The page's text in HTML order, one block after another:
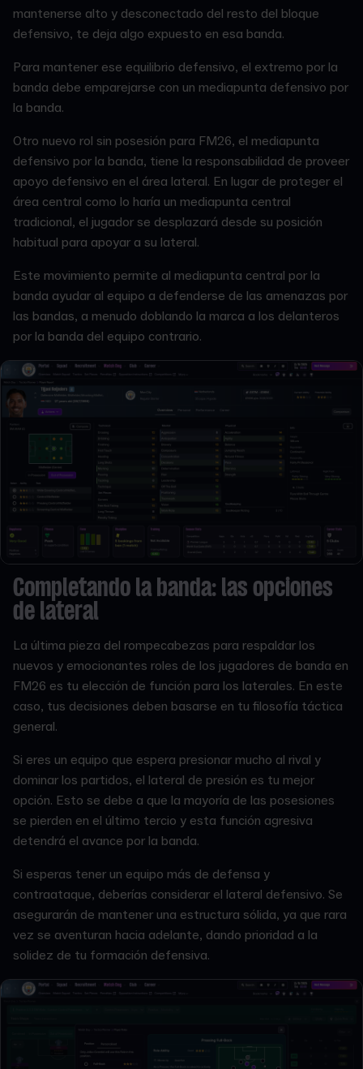
mantenerse alto y desconectado del resto del bloque
defensivo, te deja algo expuesto en esa banda.
Para mantener ese equilibrio defensivo, el extremo por la
banda debe emparejarse con un mediapunta defensivo por
la banda.
Otro nuevo rol sin posesión para FM26, el mediapunta
defensivo por la banda, tiene la responsabilidad de proveer
apoyo defensivo en el área lateral. En lugar de proteger el
área central como lo haría un mediapunta central
tradicional, el jugador se desplazará desde su posición
habitual para apoyar a su lateral.
Este movimiento permite al mediapunta central por la
banda ayudar al equipo a defenderse de las amenazas por
las bandas, a menudo doblando la marca a los delanteros
por la banda del equipo contrario.
Completando la banda: las opciones
de lateral
La última pieza del rompecabezas para respaldar los
nuevos y emocionantes roles de los jugadores de banda en
FM26 es tu elección de función para los laterales. En este
caso, tus decisiones deben basarse en tu filosofía táctica
general.
Si eres un equipo que espera presionar mucho al rival y
dominar los partidos, el lateral de presión es tu mejor
opción. Esto se debe a que la mayoría de las posesiones
se pierden en el último tercio y esta función agresiva
detendrá el avance por la banda.
Si esperas tener un equipo más de defensa y
contraataque, deberías considerar el lateral defensivo. Se
asegurarán de mantener una estructura sólida, ya que rara
vez se aventuran hacia adelante, dando prioridad a la
solidez de tu formación defensiva.